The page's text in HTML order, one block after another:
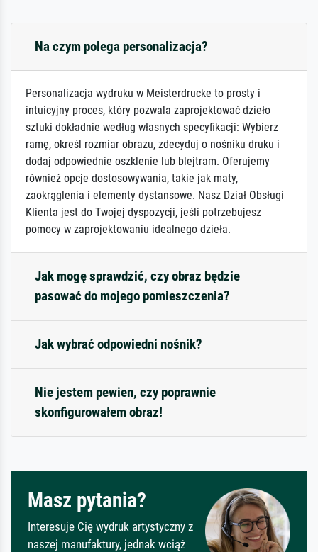
Na czym polega personalizacja?
Personalizacja wydruku w Meisterdrucke to prosty i
intuicyjny proces, który pozwala zaprojektować dzieło
sztuki dokładnie według własnych specyfikacji: Wybierz
ramę, określ rozmiar obrazu, zdecyduj o nośniku druku i
dodaj odpowiednie oszklenie lub blejtram. Oferujemy
również opcje dostosowywania, takie jak maty,
zaokrąglenia i elementy dystansowe. Nasz Dział Obsługi
Klienta jest do Twojej dyspozycji, jeśli potrzebujesz
pomocy w zaprojektowaniu idealnego dzieła.
Jak mogę sprawdzić, czy obraz będzie
pasować do mojego pomieszczenia?
Jak wybrać odpowiedni nośnik?
Nie jestem pewien, czy poprawnie
skonfigurowałem obraz!
Masz pytania?
Interesuje Cię wydruk artystyczny z
naszej manufaktury, jednak wciąż